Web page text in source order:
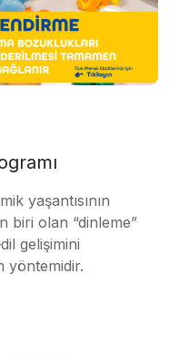
yaşantısının
biri olan “dinleme”
gelişimini
yöntemidir.